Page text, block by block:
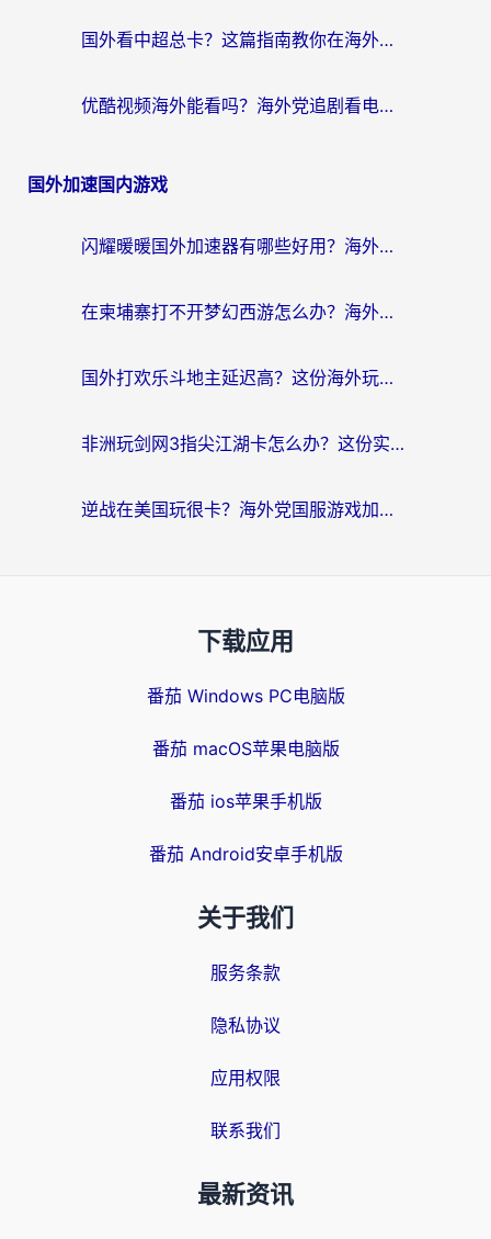
国外看中超总卡？这篇指南教你在海外流畅看体育赛事+中文解说（附避坑技巧）
优酷视频海外能看吗？海外党追剧看电影的终极解决方案来了
国外加速国内游戏
闪耀暖暖国外加速器有哪些好用？海外党亲测的国服游戏加速终极指南
在柬埔寨打不开梦幻西游怎么办？海外玩家国服游戏加速终极指南
国外打欢乐斗地主延迟高？这份海外玩家国服游戏加速指南帮你解决卡顿烦恼
非洲玩剑网3指尖江湖卡怎么办？这份实测有效的国服游戏加速指南请收好
逆战在美国玩很卡？海外党国服游戏加速终极指南（附DNF宝可梦加速技巧）
下载应用
番茄 Windows PC电脑版
番茄 macOS苹果电脑版
番茄 ios苹果手机版
番茄 Android安卓手机版
关于我们
服务条款
隐私协议
应用权限
联系我们
最新资讯